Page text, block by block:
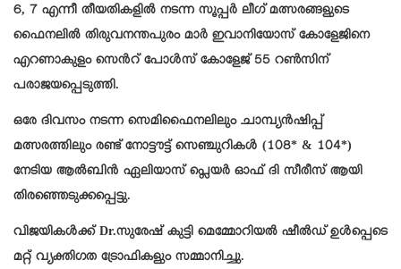
6, 7 എന്നീ തീയതികളിൽ നടന്ന സൂപ്പർ ലീഗ് മത്സരങ്ങളുടെ
ഫൈനലിൽ തിരുവനന്തപുരം മാർ ഇവാനിയോസ് കോളേജിനെ
എറണാകുളം സെൻറ് പോൾസ് കോളേജ് 55 റൺസിന്
പരാജയപ്പെടുത്തി.
ഒരേ ദിവസം നടന്ന സെമിഫൈനലിലും ചാമ്പ്യൻഷിപ്പ്
മത്സരത്തിലും രണ്ട് നോട്ടൗട്ട് സെഞ്ചുറികൾ (108* & 104*)
നേടിയ ആൽബിൻ ഏലിയാസ് പ്ലെയർ ഓഫ് ദി സീരീസ് ആയി
തിരഞ്ഞെടുക്കപ്പെട്ടു.
വിജയികൾക്ക് Dr.സുരേഷ് കുട്ടി മെമ്മോറിയൽ ഷീൽഡ് ഉൾപ്പെടെ
മറ്റ് വ്യക്തിഗത ട്രോഫികളും സമ്മാനിച്ചു.